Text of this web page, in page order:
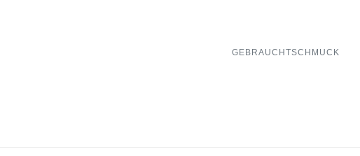
GEBRAUCHTSCHMUCK